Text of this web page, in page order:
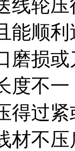
轮压
能顺
损或
度不一
过紧
材不